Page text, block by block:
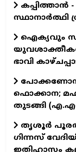
കപ്പിത്താൻ
സ്ഥാനാർത്ഥി
ഐക്യവും
ഭാവി
പോക്കണോസ്
ഫൊക്കാന;
തുടങ്ങി
തൃശൂർ
ഗിന്നസ്